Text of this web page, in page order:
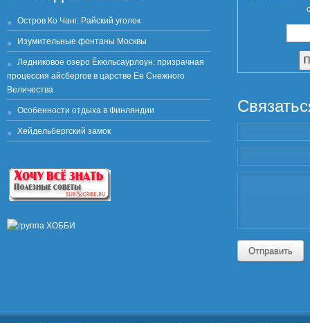
Остров Ко Чанг. Райский уголок
Изумительные фонтаны Москвы
Ледниковое озеро Ёкюльсаурлоун: призрачная
процессия айсбергов в царстве Ее Снежного
Величества
Особенности отдыха в Финляндии
Хейдельбергский замок
Отправить